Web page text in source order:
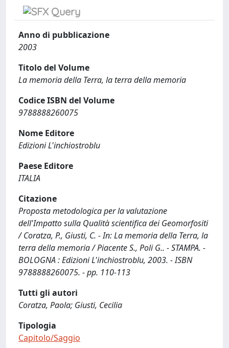
Anno di pubblicazione
2003
Titolo del Volume
La memoria della Terra, la terra della memoria
Codice ISBN del Volume
9788888260075
Nome Editore
Edizioni L'inchiostroblu
Paese Editore
ITALIA
Citazione
Proposta metodologica per la valutazione
dell'Impatto sulla Qualità scientifica dei Geomorfositi
/ Coratza, P., Giusti, C. - In: La memoria della Terra, la
terra della memoria / Piacente S., Poli G.. - STAMPA. -
BOLOGNA : Edizioni L'inchiostroblu, 2003. - ISBN
9788888260075. - pp. 110-113
Tutti gli autori
Coratza, Paola; Giusti, Cecilia
Tipologia
Capitolo/Saggio